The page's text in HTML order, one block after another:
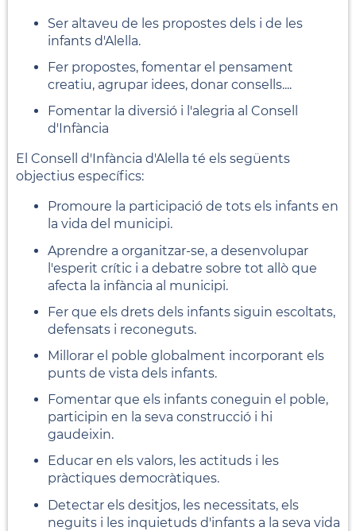
Ser altaveu de les propostes dels i de les
infants d'Alella.
Fer propostes, fomentar el pensament
creatiu, agrupar idees, donar consells....
Fomentar la diversió i l'alegria al Consell
d'Infància
El Consell d'Infància d'Alella té els següents
objectius específics:
Promoure la participació de tots els infants en
la vida del municipi.
Aprendre a organitzar-se, a desenvolupar
l'esperit crític i a debatre sobre tot allò que
afecta la infància al municipi.
Fer que els drets dels infants siguin escoltats,
defensats i reconeguts.
Millorar el poble globalment incorporant els
punts de vista dels infants.
Fomentar que els infants coneguin el poble,
participin en la seva construcció i hi
gaudeixin.
Educar en els valors, les actituds i les
pràctiques democràtiques.
Detectar els desitjos, les necessitats, els
neguits i les inquietuds d'infants a la seva vida